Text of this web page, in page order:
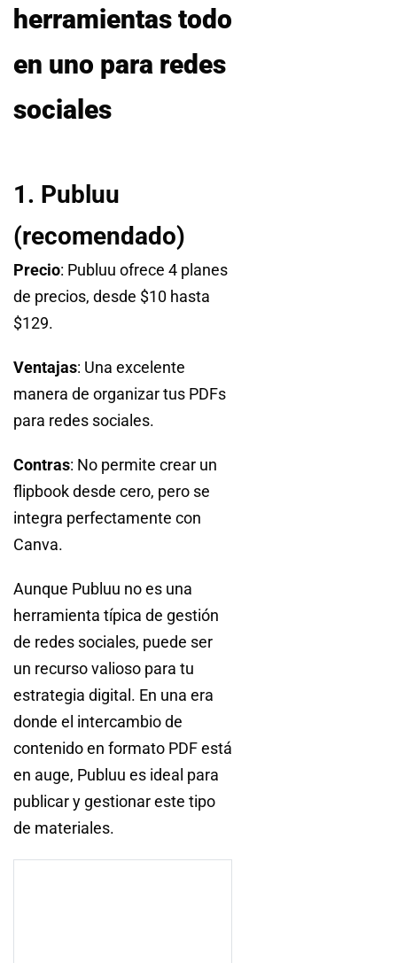
herramientas todo
en uno para redes
sociales
1. Publuu
(recomendado)
Precio: Publuu ofrece 4 planes
de precios, desde $10 hasta
$129.
Ventajas: Una excelente
manera de organizar tus PDFs
para redes sociales.
Contras: No permite crear un
flipbook desde cero, pero se
integra perfectamente con
Canva.
Aunque Publuu no es una
herramienta típica de gestión
de redes sociales, puede ser
un recurso valioso para tu
estrategia digital. En una era
donde el intercambio de
contenido en formato PDF está
en auge, Publuu es ideal para
publicar y gestionar este tipo
de materiales.